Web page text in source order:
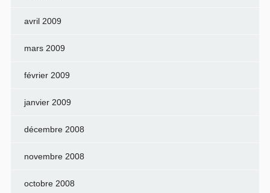
avril 2009
mars 2009
février 2009
janvier 2009
décembre 2008
novembre 2008
octobre 2008